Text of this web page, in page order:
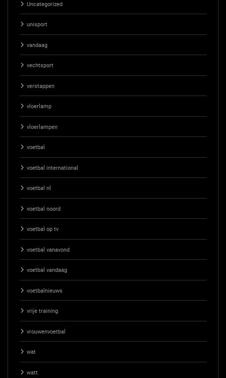
Uncategorized
unisport
vandaag
vechtsport
verstappen
vloerlamp
vloerlampen
voetbal
voetbal international
voetbal nl
voetbal noord
voetbal op tv
voetbal vanavond
voetbal vandaag
voetbalnieuws
vrije training
vrouwenvoetbal
wat
watt